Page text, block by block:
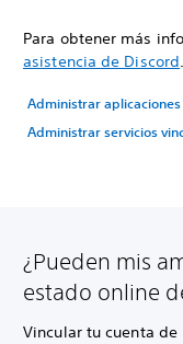
Para obtener más
asistencia de Discord.
Administrar
Administrar servicios
¿Pueden mis
estado online
Vincular tu cuenta de